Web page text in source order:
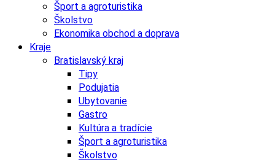
Šport a agroturistika
Školstvo
Ekonomika obchod a doprava
Kraje
Bratislavský kraj
Tipy
Podujatia
Ubytovanie
Gastro
Kultúra a tradície
Šport a agroturistika
Školstvo